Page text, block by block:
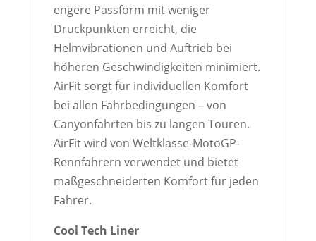
engere Passform mit weniger
Druckpunkten erreicht, die
Helmvibrationen und Auftrieb bei
höheren Geschwindigkeiten minimiert.
AirFit sorgt für individuellen Komfort
bei allen Fahrbedingungen – von
Canyonfahrten bis zu langen Touren.
AirFit wird von Weltklasse-MotoGP-
Rennfahrern verwendet und bietet
maßgeschneiderten Komfort für jeden
Fahrer.
Cool Tech Liner